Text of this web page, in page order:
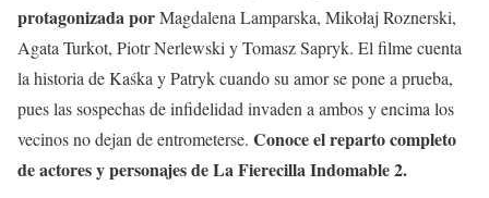
protagonizada porMagdalena Lamparska, Mikołaj Roznerski,
Agata Turkot, Piotr Nerlewski y Tomasz Sapryk. El filme cuenta
la historia de Kaśka y Patryk cuando su amor se pone a prueba,
pues las sospechas de infidelidad invaden a ambos y encima los
vecinos no dejan de entrometerse. Conoce el reparto completo
de actores y personajes de La Fierecilla Indomable 2.